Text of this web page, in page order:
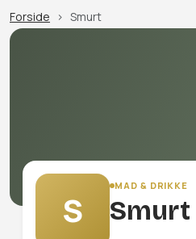
Forside Smurt
S
MAD & DRIKKE
Smurt